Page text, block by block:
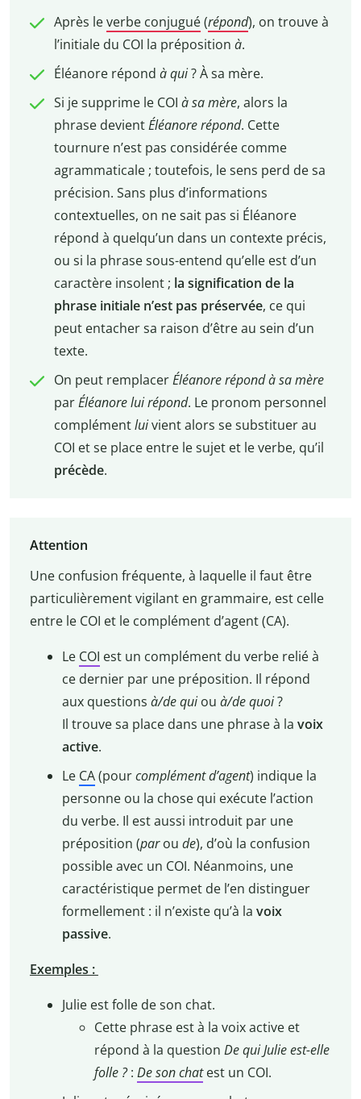
Après leverbe conjugué(répond), on trouve à
l’initiale du COI la préposition à.
Éléanore répond à qui? À sa mère.
Si je supprime le COI à sa mère, alors la
phrase devientÉléanore répond. Cette
tournure n’est pas considérée comme
agrammaticale ; toutefois, le sens perd de sa
précision. Sans plus d’informations
contextuelles, on ne sait pas si Éléanore
répond à quelqu’un dans un contexte précis,
ou si la phrase sous-entend qu’elle est d’un
caractère insolent ; la signification de la
phrase initiale n’est pas préservée, ce qui
peut entacher sa raison d’être au sein d’un
texte.
On peut remplacerÉléanore répondà sa mère
parÉléanoreluirépond. Le pronom personnel
complémentluivient alors se substituer au
COI et se place entre le sujet et le verbe, qu’il
précède.
Attention
Une confusion fréquente, à laquelle il faut être
particulièrement vigilant en grammaire, est celle
entre le COI et le complément d’agent (CA).
Le COI est un complément du verbe relié à
ce dernier par une préposition. Il répond
aux questions à/de quiou à/de quoi?
Il trouve sa place dans une phrase à la voix
active.
Le CA(pourcomplément d’agent) indique la
personne ou la chose qui exécute l’action
du verbe. Il est aussi introduit par une
préposition (parou de), d’où la confusion
possible avec un COI. Néanmoins, une
caractéristique permet de l’en distinguer
formellement : il n’existe qu’à la voix
passive.
Exemples :
Julie est folle de son chat.
Cette phrase est à la voix active et
répond à la question De qui Julie est-elle
folle ?: De son chatest un COI.